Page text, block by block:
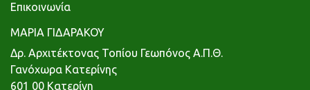
Επικοινωνία
ΜΑΡΙΑ ΓΙΔΑΡΑΚΟΥ
Δρ. Αρχιτέκτονας Τοπίου Γεωπόνος Α.Π.Θ.
Γανόχωρα Κατερίνης
601 00 Κατερίνη